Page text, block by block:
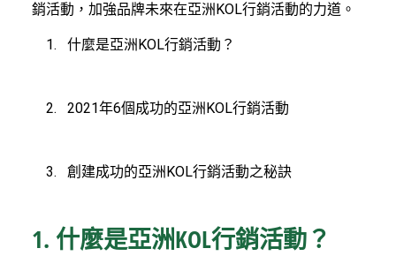
銷活動，加強品牌未來在亞洲KOL行銷活動的力道。
什麼是亞洲KOL行銷活動？
2021年6個成功的亞洲KOL行銷活動
創建成功的亞洲KOL行銷活動之秘訣
1. 什麼是亞洲KOL行銷活動？